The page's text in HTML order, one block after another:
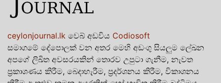
ceylonjournal.lk වෙබ් අඩවිය Codiosoft
සමාගමේ දේපොලක් වන අතර මෙහි අඩංගු සියලුම ලේඛන
අපගේ ලිඛිත අවසරයකින් තොරව උපුටා ගැනීම, නැවත
ප්‍රකාශණය කිරීම, බෙදාහැරීම, ප්‍රදර්ශනය කිරීම, විකාශනය